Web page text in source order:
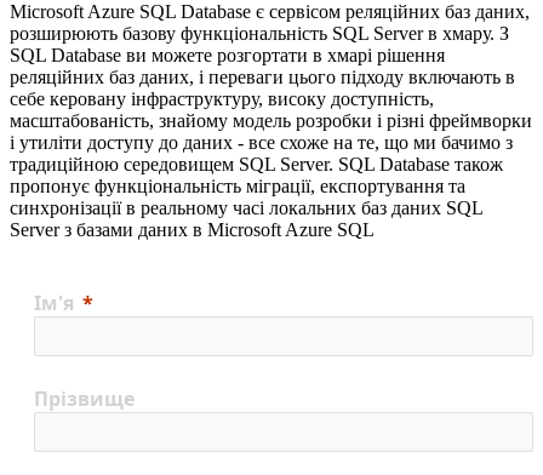
Microsoft Azure SQL Database є сервісом реляційних баз даних,
розширюють базову функціональність SQL Server в хмару. З
SQL Database ви можете розгортати в хмарі рішення
реляційних баз даних, і переваги цього підходу включають в
себе керовану інфраструктуру, високу доступність,
масштабованість, знайому модель розробки і різні фреймворки
і утиліти доступу до даних - все схоже на те, що ми бачимо з
традиційною середовищем SQL Server. SQL Database також
пропонує функціональність міграції, експортування та
синхронізації в реальному часі локальних баз даних SQL
Server з базами даних в Microsoft Azure SQL
Ім'я
Прізвище